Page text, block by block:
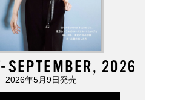
SEPTEMBER, 2026
2026年5月9日発売